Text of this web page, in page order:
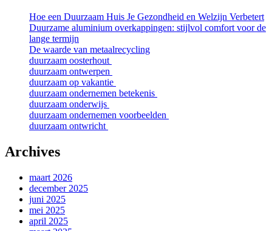
Hoe een Duurzaam Huis Je Gezondheid en Welzijn Verbetert
Duurzame aluminium overkappingen: stijlvol comfort voor de
lange termijn
De waarde van metaalrecycling
duurzaam oosterhout
duurzaam ontwerpen
duurzaam op vakantie
duurzaam ondernemen betekenis
duurzaam onderwijs
duurzaam ondernemen voorbeelden
duurzaam ontwricht
Archives
maart 2026
december 2025
juni 2025
mei 2025
april 2025